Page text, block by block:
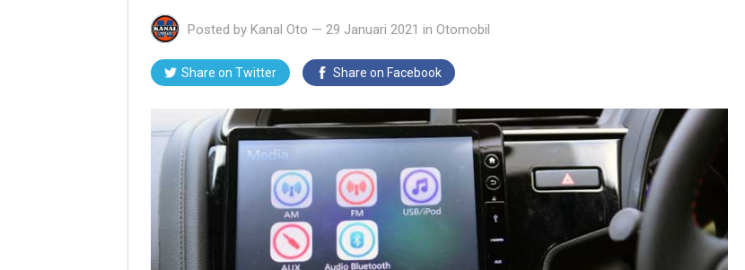
Posted by Kanal Oto — 29 Januari 2021 in Otomobil
Share on Twitter Share on Facebook